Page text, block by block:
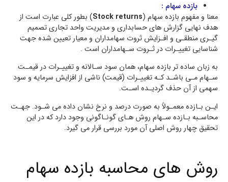
بازده سهام :
معنا و مفهوم بازده سهام (Stock returns) بطور کلی عبارت است از
هدف نهایی گزارش هاي حسابداري و مدیریت واحد تجاري تصمیم
گیـري منطقـی و افـزایش ثروت سهامداران و معیار تعیین شده جهت
شناسایی تغییـرات در ثـروت سـهامداران است .
به زبان ساده تر بازده سهام، همان سود سـالانه و تغییـرات در قیمـت
سـهام مـی باشـد کـه تغییـرات (قیمت) ناشی از افزایش سرمایه و سود
سهمی از آن حذف گردیـده اسـت.
ایـن بـازده معمـولاً به صورت درصد و نرخ نشان داده می شـود. جهـت
محاسـبه بـازده سـهام روش هـاي گونـاگونی وجود دارد که در این
تحقیق چهار روش اصلی آن مورد بررسی قرار می گیرد.
روش هاي محاسبه بازده سهام